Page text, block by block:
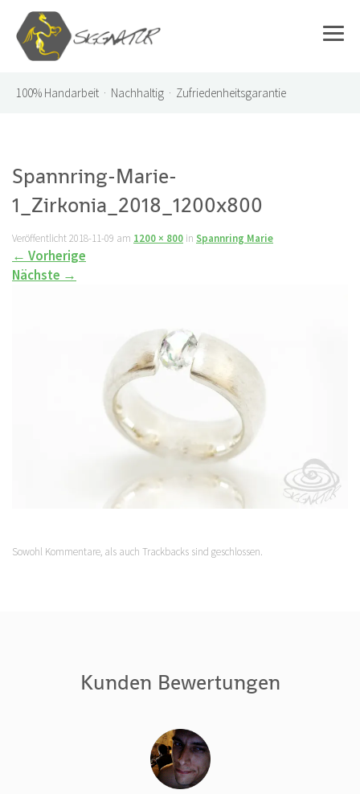
100% Handarbeit · Nachhaltig · Zufriedenheitsgarantie
Spannring-Marie-
1_Zirkonia_2018_1200x800
Veröffentlicht2018-11-09 am 1200 × 800 in Spannring Marie
← Vorherige
Nächste →
Sowohl Kommentare, als auch Trackbacks sind geschlossen.
Kunden Bewertungen